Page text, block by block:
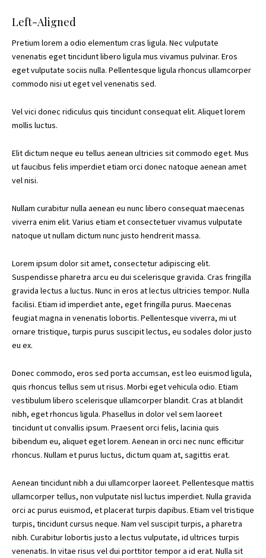
Left-Aligned
Pretium lorem a odio elementum cras ligula. Nec vulputate
venenatis eget tincidunt libero ligula mus vivamus pulvinar. Eros
eget vulputate sociis nulla. Pellentesque ligula rhoncus ullamcorper
commodo nisi ut eget vel venenatis sed.
Vel vici donec ridiculus quis tincidunt consequat elit. Aliquet lorem
mollis luctus.
Elit dictum neque eu tellus aenean ultricies sit commodo eget. Mus
ut faucibus felis imperdiet etiam orci donec natoque aenean amet
vel nisi.
Nullam curabitur nulla aenean eu nunc libero consequat maecenas
viverra enim elit. Varius etiam et consectetuer vivamus vulputate
natoque ut nullam dictum nunc justo hendrerit massa.
Lorem ipsum dolor sit amet, consectetur adipiscing elit.
Suspendisse pharetra arcu eu dui scelerisque gravida. Cras fringilla
gravida lectus a luctus. Nunc in eros at lectus ultricies tempor. Nulla
facilisi. Etiam id imperdiet ante, eget fringilla purus. Maecenas
feugiat magna in venenatis lobortis. Pellentesque viverra, mi ut
ornare tristique, turpis purus suscipit lectus, eu sodales dolor justo
eu ex.
Donec commodo, eros sed porta accumsan, est leo euismod ligula,
quis rhoncus tellus sem ut risus. Morbi eget vehicula odio. Etiam
vestibulum libero scelerisque ullamcorper blandit. Cras at blandit
nibh, eget rhoncus ligula. Phasellus in dolor vel sem laoreet
tincidunt ut convallis ipsum. Praesent orci felis, lacinia quis
bibendum eu, aliquet eget lorem. Aenean in orci nec nunc efficitur
rhoncus. Nullam et purus luctus, dictum quam at, sagittis erat.
Aenean tincidunt nibh a dui ullamcorper laoreet. Pellentesque mattis
ullamcorper tellus, non vulputate nisl luctus imperdiet. Nulla gravida
orci ac purus euismod, et placerat turpis dapibus. Etiam vel tristique
turpis, tincidunt cursus neque. Nam vel suscipit turpis, a pharetra
nibh. Curabitur lobortis justo a lectus vulputate, id ultrices turpis
venenatis. In vitae risus vel dui porttitor tempor a id erat. Nulla sit